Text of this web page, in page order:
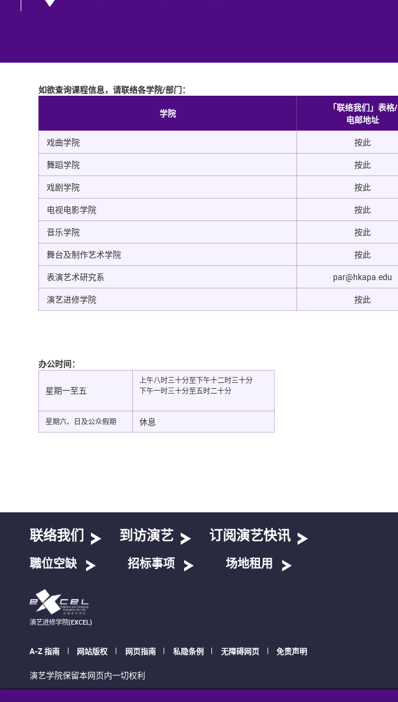
如欲查询课程信息，请联络各学院/部门：
学院
「联络我们」表格/
电邮地址
戏曲学院
按此
舞蹈学院
按此
戏剧学院
按此
电视电影学院
按此
音乐学院
按此
舞台及制作艺术学院
按此
表演艺术研究系
par@hkapa.edu
演艺进修学院
按此
办公时间：
星期一至五
上午八时三十分至下午十二时三十分
下午一时三十分至五时二十分
星期六、日及公众假期 休息
联络我们 到访演艺 订阅演艺快讯
職位空缺 招标事项 场地租用
演艺进修学院(EXCEL)
A-Z 指南 网站版权 网页指南 私隐条例 无障碍网页 免责声明
演艺学院保留本网页内一切权利